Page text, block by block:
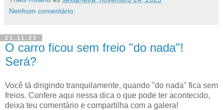
Nenhum comentário:
21.11.23
O carro ficou sem freio "do nada"!
Será?
Você tá dirigindo tranquilamente, quando "do nada" fica sem
freios. Confere aqui nessa dica o que pode ter acontecido,
deixa teu comentário e compartilha com a galera!